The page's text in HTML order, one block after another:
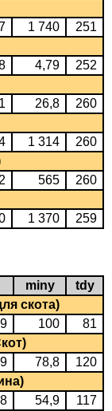
1 740
251
4,79
252
26,8
260
1 314
260
565
260
1 370 259
miny
tdy
скота)
100
81
78,8
120
54,9
117